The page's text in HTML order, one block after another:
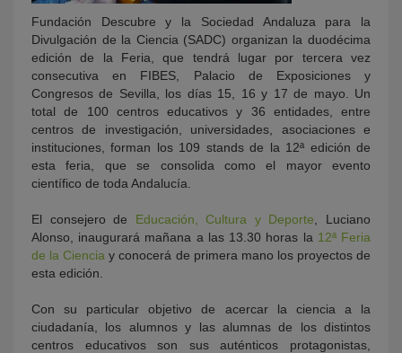
Fundación Descubre y la Sociedad Andaluza para la
Divulgación de la Ciencia (SADC) organizan la duodécima
edición de la Feria, que tendrá lugar por tercera vez
consecutiva en FIBES, Palacio de Exposiciones y
Congresos de Sevilla, los días 15, 16 y 17 de mayo. Un
total de 100 centros educativos y 36 entidades, entre
centros de investigación, universidades, asociaciones e
instituciones, forman los 109 stands de la 12ª edición de
esta feria, que se consolida como el mayor evento
científico de toda Andalucía.
El consejero de Educación, Cultura y Deporte , Luciano
Alonso, inaugurará mañana a las 13.30 horas la 12ª Feria
de la Ciencia y conocerá de primera mano los proyectos de
esta edición.
Con su particular objetivo de acercar la ciencia a la
ciudadanía, los alumnos y las alumnas de los distintos
centros educativos son sus auténticos protagonistas,